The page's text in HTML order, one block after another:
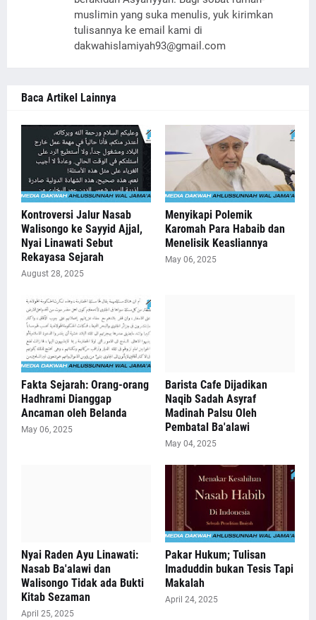
muslimin yang suka menulis, yuk kirimkan
tulisannya ke email kami di
dakwahislamiyah93@gmail.com
Baca Artikel Lainnya
Kontroversi Jalur Nasab
Walisongo ke Sayyid Ajjal,
Nyai Linawati Sebut
Rekayasa Sejarah
August 28, 2025
Menyikapi Polemik
Karomah Para Habaib dan
Menelisik Keasliannya
May 06, 2025
Fakta Sejarah: Orang-orang
Hadhrami Dianggap
Ancaman oleh Belanda
May 06, 2025
Barista Cafe Dijadikan
Naqib Sadah Asyraf
Madinah Palsu Oleh
Pembatal Ba'alawi
May 04, 2025
Nyai Raden Ayu Linawati:
Nasab Ba'alawi dan
Walisongo Tidak ada Bukti
Kitab Sezaman
April 25, 2025
Pakar Hukum; Tulisan
Imaduddin bukan Tesis Tapi
Makalah
April 24, 2025